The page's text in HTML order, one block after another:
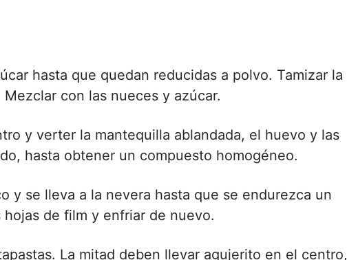
hasta que quedan reducidas a polvo. Tamizar la
con las nueces y azúcar.
y verter la mantequilla ablandada, el huevo y las
hasta obtener un compuesto homogéneo.
y se lleva a la nevera hasta que se endurezca un
de film y enfriar de nuevo.
La mitad deben llevar agujerito en el centro,